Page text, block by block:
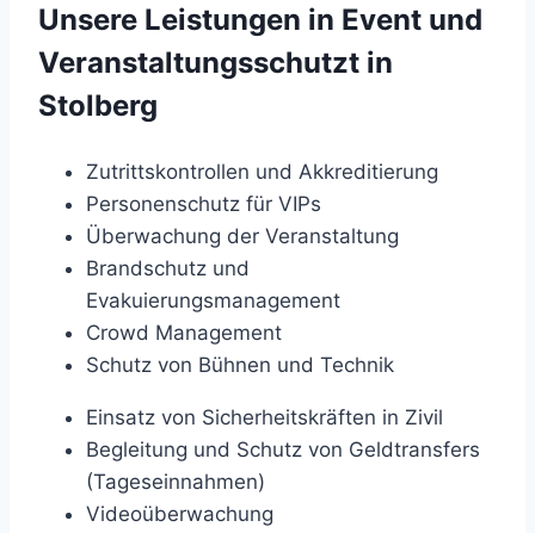
Unsere Leistungen in Event und
Veranstaltungsschutzt in
Stolberg
Zutrittskontrollen und Akkreditierung
Personenschutz für VIPs
Überwachung der Veranstaltung
Brandschutz und
Evakuierungsmanagement
Crowd Management
Schutz von Bühnen und Technik
Einsatz von Sicherheitskräften in Zivil
Begleitung und Schutz von Geldtransfers
(Tageseinnahmen)
Videoüberwachung